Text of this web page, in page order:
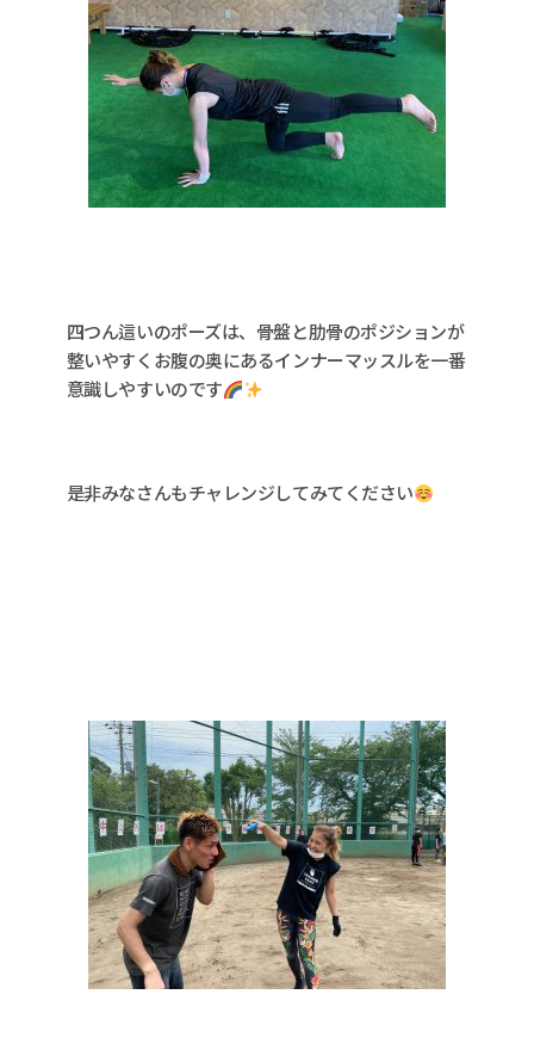
四つん這いのポーズは、骨盤と肋骨のポジションが
整いやすくお腹の奥にあるインナーマッスルを一番
意識しやすいのです
是非みなさんもチャレンジしてみてください